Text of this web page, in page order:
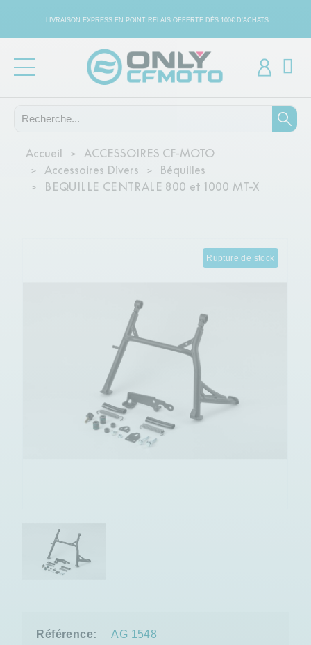
LIVRAISON EXPRESS EN POINT RELAIS OFFERTE DÈS 100€ D'ACHATS
Accueil
ACCESSOIRES CF-MOTO
Accessoires Divers
Béquilles
BEQUILLE CENTRALE 800 et 1000 MT-X
Rupture de stock
Référence
AG 1548